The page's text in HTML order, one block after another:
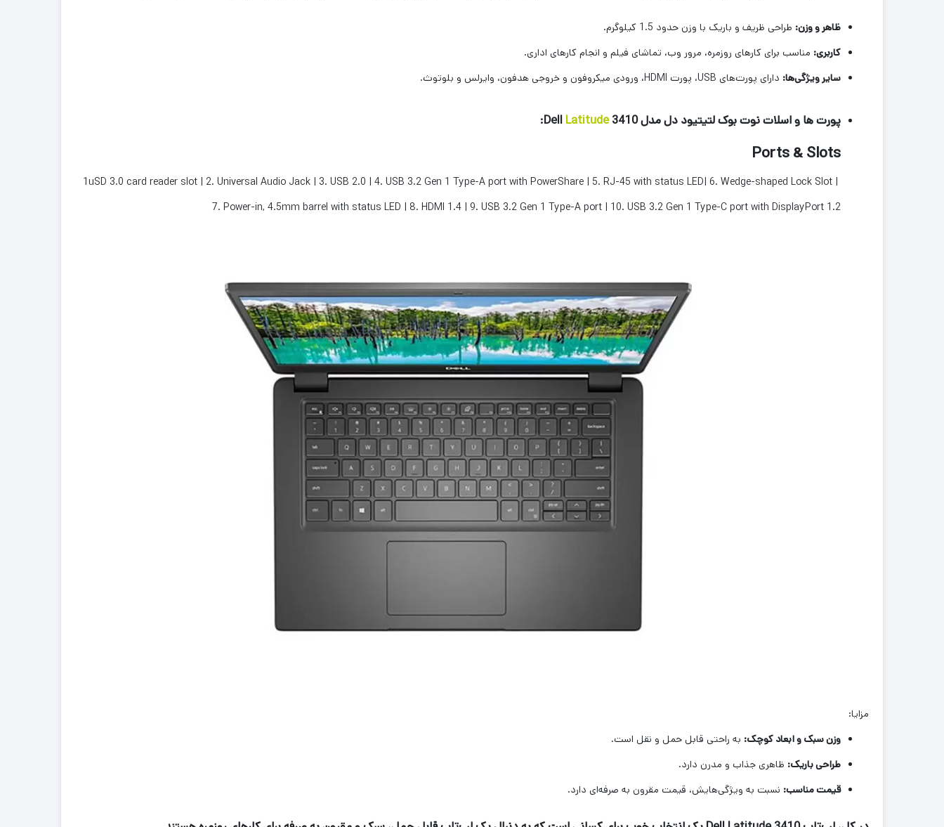
ظاهر و وزن: طراحی ظریف و باریک با وزن حدود 1.5 کیلوگرم.
کاربری: مناسب برای کارهای روزمره، مرور وب، تماشای فیلم و انجام کارهای اداری.
سایر ویژگی‌ها: دارای پورت‌های USB، پورت HDMI، ورودی میکروفون و خروجی هدفون، وایرلس و بلوتوث.
پورت ها و اسلات نوت بوک لتیتیود دل مدل Dell Latitude3410:
Ports & Slots
1uSD 3.0 card reader slot | 2. Universal Audio Jack | 3. USB 2.0 | 4. USB 3.2 Gen 1 Type-A port with PowerShare | 5. RJ-45 with status LED| 6. Wedge-shaped Lock Slot |
7. Power-in, 4.5mm barrel with status LED | 8. HDMI 1.4 | 9. USB 3.2 Gen 1 Type-A port | 10. USB 3.2 Gen 1 Type-C port with DisplayPort 1.2
مزایا:
وزن سبک و ابعاد کوچک: به راحتی قابل حمل و نقل است.
طراحی باریک: ظاهری جذاب و مدرن دارد.
قیمت مناسب: نسبت به ویژگی‌هایش، قیمت مقرون به صرفه‌ای دارد.